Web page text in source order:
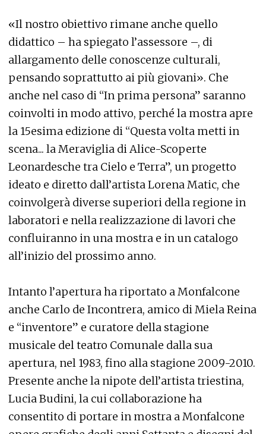
«Il nostro obiettivo rimane anche quello
didattico – ha spiegato l’assessore –, di
allargamento delle conoscenze culturali,
pensando soprattutto ai più giovani». Che
anche nel caso di “In prima persona” saranno
coinvolti in modo attivo, perché la mostra apre
la 15esima edizione di “Questa volta metti in
scena... la Meraviglia di Alice-Scoperte
Leonardesche tra Cielo e Terra”, un progetto
ideato e diretto dall’artista Lorena Matic, che
coinvolgerà diverse superiori della regione in
laboratori e nella realizzazione di lavori che
confluiranno in una mostra e in un catalogo
all’inizio del prossimo anno.
Intanto l’apertura ha riportato a Monfalcone
anche Carlo de Incontrera, amico di Miela Reina
e “inventore” e curatore della stagione
musicale del teatro Comunale dalla sua
apertura, nel 1983, fino alla stagione 2009-2010.
Presente anche la nipote dell’artista triestina,
Lucia Budini, la cui collaborazione ha
consentito di portare in mostra a Monfalcone